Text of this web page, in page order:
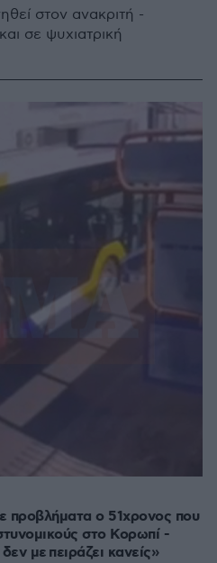
στον ανακριτή -
σε ψυχιατρική
προβλήματα ο 51χρονος που
στο Κορωπί -
με πειράζει κανείς»